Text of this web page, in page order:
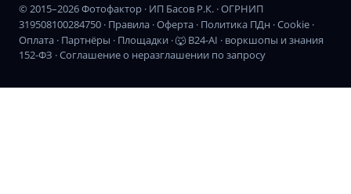
© 2015–2026 Фотофактор · ИП Басов Р.К. · ОГРНИП
319508100284750 · Правила ·Оферта · Политика ПДн ·Cookie ·
Оплата · Партнёры · Площадки ·🐺 B24-AI · воркшопы и знания
152-ФЗ · Соглашение о неразглашении по запросу